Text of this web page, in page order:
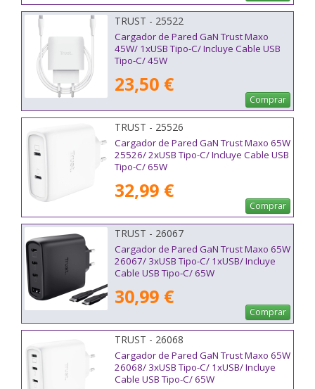
TRUST - 25522
Cargador de Pared GaN Trust Maxo
45W/ 1xUSB Tipo-C/ Incluye Cable USB
Tipo-C/ 45W
23,50 €
Comprar
TRUST - 25526
Cargador de Pared GaN Trust Maxo 65W
25526/ 2xUSB Tipo-C/ Incluye Cable USB
Tipo-C/ 65W
32,99 €
Comprar
TRUST - 26067
Cargador de Pared GaN Trust Maxo 65W
26067/ 3xUSB Tipo-C/ 1xUSB/ Incluye
Cable USB Tipo-C/ 65W
30,99 €
Comprar
TRUST - 26068
Cargador de Pared GaN Trust Maxo 65W
26068/ 3xUSB Tipo-C/ 1xUSB/ Incluye
Cable USB Tipo-C/ 65W